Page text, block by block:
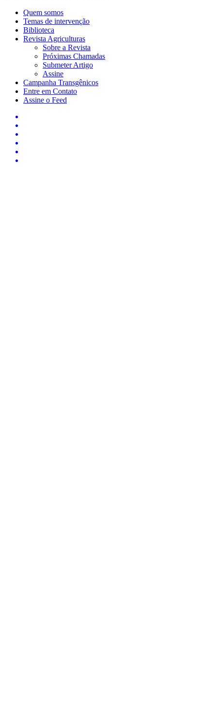
Quem somos
Temas de intervenção
Biblioteca
Revista Agriculturas
Sobre a Revista
Próximas Chamadas
Submeter Artigo
Assine
Campanha Transgênicos
Entre em Contato
Assine o Feed